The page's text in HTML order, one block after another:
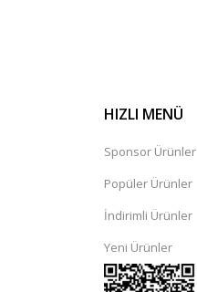
HIZLI MENÜ
Sponsor Ürünler
Popüler Ürünler
İndirimli Ürünler
Yeni Ürünler